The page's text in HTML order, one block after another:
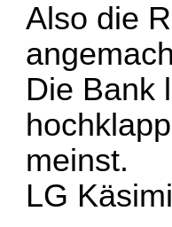
Also die
Die Bank
meinst.
LG